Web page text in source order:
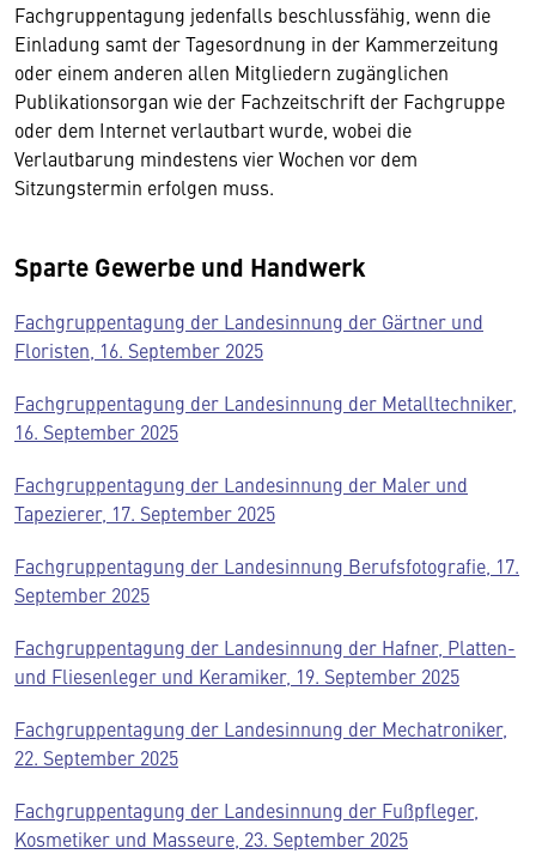
Fachgruppentagung jedenfalls beschlussfähig, wenn die
Einladung samt der Tagesordnung in der Kammerzeitung
oder einem anderen allen Mitgliedern zugänglichen
Publikationsorgan wie der Fachzeitschrift der Fachgruppe
oder dem Internet verlautbart wurde, wobei die
Verlautbarung mindestens vier Wochen vor dem
Sitzungstermin erfolgen muss.
Sparte Gewerbe und Handwerk
Fachgruppentagung der Landesinnung der Gärtner und
Floristen, 16. September 2025
Fachgruppentagung der Landesinnung der Metalltechniker,
16. September 2025
Fachgruppentagung der Landesinnung der Maler und
Tapezierer, 17. September 2025
Fachgruppentagung der Landesinnung Berufsfotografie, 17.
September 2025
Fachgruppentagung der Landesinnung der Hafner, Platten-
und Fliesenleger und Keramiker, 19. September 2025
Fachgruppentagung der Landesinnung der Mechatroniker,
22. September 2025
Fachgruppentagung der Landesinnung der Fußpfleger,
Kosmetiker und Masseure, 23. September 2025